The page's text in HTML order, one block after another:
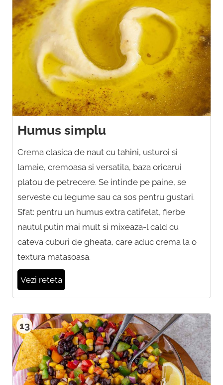
Humus simplu
Crema clasica de naut cu tahini, usturoi si
lamaie, cremoasa si versatila, baza oricarui
platou de petrecere. Se intinde pe paine, se
serveste cu legume sau ca sos pentru gustari.
Sfat: pentru un humus extra catifelat, fierbe
nautul putin mai mult si mixeaza-l cald cu
cateva cuburi de gheata, care aduc crema la o
textura matasoasa.
Vezi reteta
13